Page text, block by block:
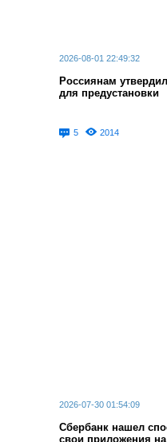
2026-08-01 22:49:32
Россиянам
для предустановки
5 2014
2026-07-30 01:54:09
Сбербанк нашел
свои приложения